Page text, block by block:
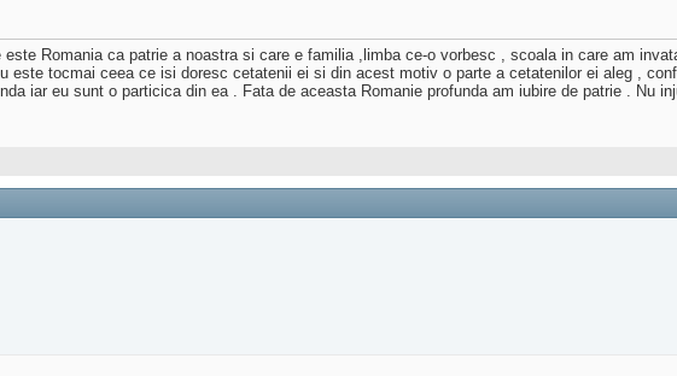
Romania ca patrie a noastra si care e familia ,limba ce-o vorbesc , scoala in care am
este tocmai ceea ce isi doresc cetatenii ei si din acest motiv o parte a cetatenilor ei aleg ,
iar eu sunt o particica din ea . Fata de aceasta Romanie profunda am iubire de patrie . Nu